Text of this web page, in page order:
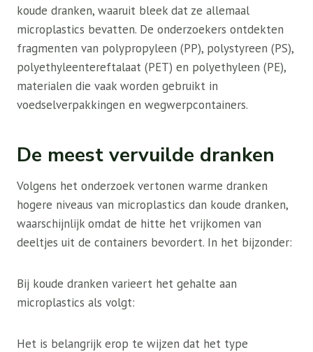
koude dranken, waaruit bleek dat ze allemaal
microplastics bevatten. De onderzoekers ontdekten
fragmenten van polypropyleen (PP), polystyreen (PS),
polyethyleentereftalaat (PET) en polyethyleen (PE),
materialen die vaak worden gebruikt in
voedselverpakkingen en wegwerpcontainers.
De meest vervuilde dranken
Volgens het onderzoek vertonen warme dranken
hogere niveaus van microplastics dan koude dranken,
waarschijnlijk omdat de hitte het vrijkomen van
deeltjes uit de containers bevordert. In het bijzonder:
Bij koude dranken varieert het gehalte aan
microplastics als volgt:
Het is belangrijk erop te wijzen dat het type